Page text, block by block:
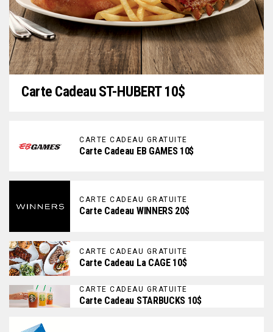
Carte Cadeau ST-HUBERT 10$
CARTE CADEAU GRATUITE
Carte Cadeau EB GAMES 10$
CARTE CADEAU GRATUITE
Carte Cadeau WINNERS 20$
CARTE CADEAU GRATUITE
Carte Cadeau La CAGE 10$
CARTE CADEAU GRATUITE
Carte Cadeau STARBUCKS 10$